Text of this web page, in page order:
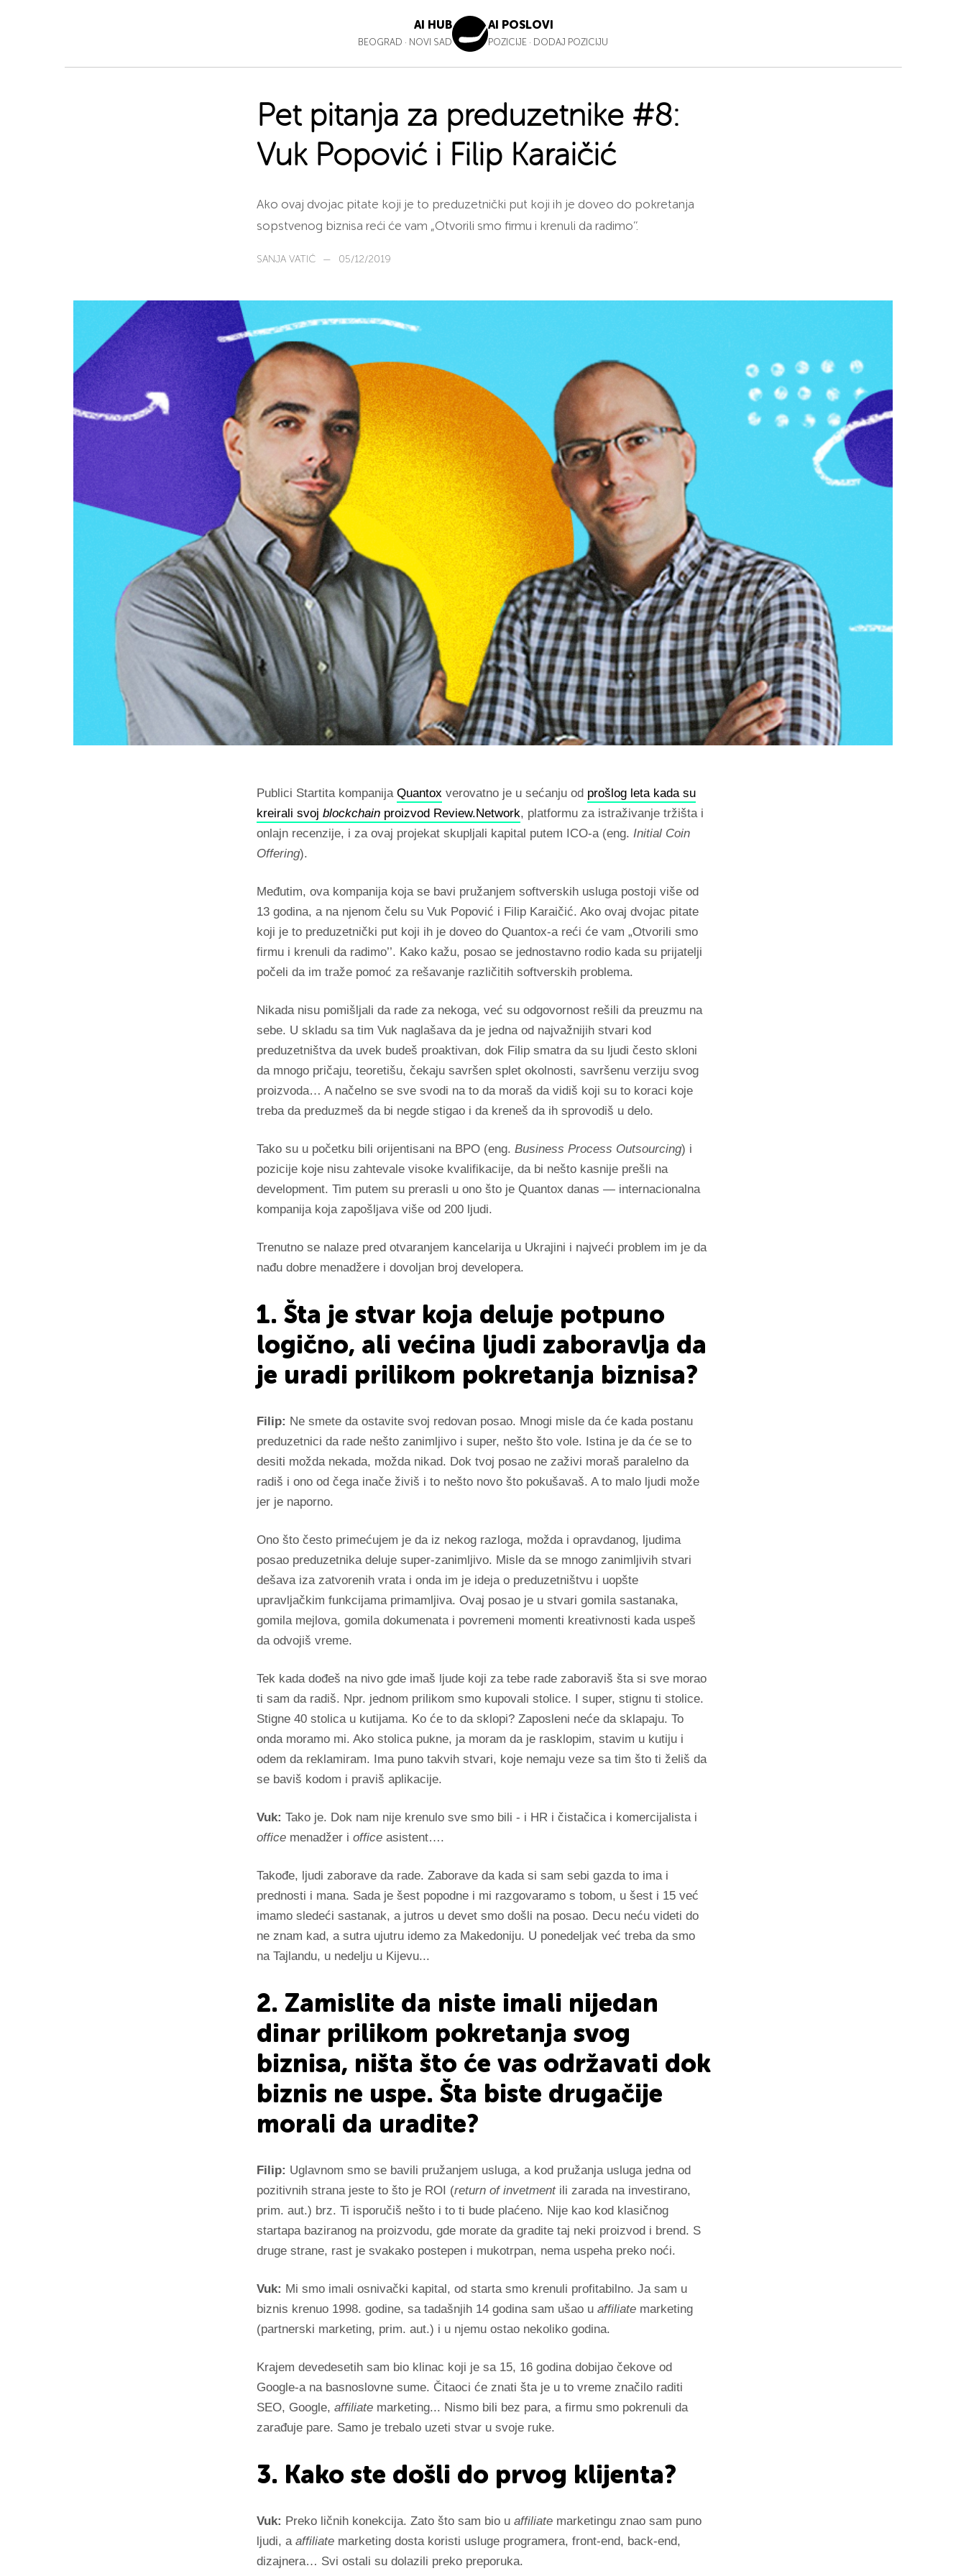
AI HUB
BEOGRAD · NOVI SAD
AI POSLOVI
POZICIJE · DODAJ POZICIJU
Pet pitanja za preduzetnike #8:
Vuk Popović i Filip Karaičić
Ako ovaj dvojac pitate koji je to preduzetnički put koji ih je doveo do pokretanja
sopstvenog biznisa reći će vam „Otvorili smo firmu i krenuli da radimo’’.
SANJA VATIĆ — 05/12/2019
Publici Startita kompanija Quantox verovatno je u sećanju od prošlog leta kada su
kreirali svoj blockchain proizvod Review.Network, platformu za istraživanje tržišta i
onlajn recenzije, i za ovaj projekat skupljali kapital putem ICO-a (eng. Initial Coin
Offering).
Međutim, ova kompanija koja se bavi pružanjem softverskih usluga postoji više od
13 godina, a na njenom čelu su Vuk Popović i Filip Karaičić. Ako ovaj dvojac pitate
koji je to preduzetnički put koji ih je doveo do Quantox-a reći će vam „Otvorili smo
firmu i krenuli da radimo’’. Kako kažu, posao se jednostavno rodio kada su prijatelji
počeli da im traže pomoć za rešavanje različitih softverskih problema.
Nikada nisu pomišljali da rade za nekoga, već su odgovornost rešili da preuzmu na
sebe. U skladu sa tim Vuk naglašava da je jedna od najvažnijih stvari kod
preduzetništva da uvek budeš proaktivan, dok Filip smatra da su ljudi često skloni
da mnogo pričaju, teoretišu, čekaju savršen splet okolnosti, savršenu verziju svog
proizvoda… A načelno se sve svodi na to da moraš da vidiš koji su to koraci koje
treba da preduzmeš da bi negde stigao i da kreneš da ih sprovodiš u delo.
Tako su u početku bili orijentisani na BPO (eng. Business Process Outsourcing) i
pozicije koje nisu zahtevale visoke kvalifikacije, da bi nešto kasnije prešli na
development. Tim putem su prerasli u ono što je Quantox danas — internacionalna
kompanija koja zapošljava više od 200 ljudi.
Trenutno se nalaze pred otvaranjem kancelarija u Ukrajini i najveći problem im je da
nađu dobre menadžere i dovoljan broj developera.
1. Šta je stvar koja deluje potpuno
logično, ali većina ljudi zaboravlja da
je uradi prilikom pokretanja biznisa?
Filip: Ne smete da ostavite svoj redovan posao. Mnogi misle da će kada postanu
preduzetnici da rade nešto zanimljivo i super, nešto što vole. Istina je da će se to
desiti možda nekada, možda nikad. Dok tvoj posao ne zaživi moraš paralelno da
radiš i ono od čega inače živiš i to nešto novo što pokušavaš. A to malo ljudi može
jer je naporno.
Ono što često primećujem je da iz nekog razloga, možda i opravdanog, ljudima
posao preduzetnika deluje super-zanimljivo. Misle da se mnogo zanimljivih stvari
dešava iza zatvorenih vrata i onda im je ideja o preduzetništvu i uopšte
upravljačkim funkcijama primamljiva. Ovaj posao je u stvari gomila sastanaka,
gomila mejlova, gomila dokumenata i povremeni momenti kreativnosti kada uspeš
da odvojiš vreme.
Tek kada dođeš na nivo gde imaš ljude koji za tebe rade zaboraviš šta si sve morao
ti sam da radiš. Npr. jednom prilikom smo kupovali stolice. I super, stignu ti stolice.
Stigne 40 stolica u kutijama. Ko će to da sklopi? Zaposleni neće da sklapaju. To
onda moramo mi. Ako stolica pukne, ja moram da je rasklopim, stavim u kutiju i
odem da reklamiram. Ima puno takvih stvari, koje nemaju veze sa tim što ti želiš da
se baviš kodom i praviš aplikacije.
Vuk: Tako je. Dok nam nije krenulo sve smo bili - i HR i čistačica i komercijalista i
office menadžer i office asistent….
Takođe, ljudi zaborave da rade. Zaborave da kada si sam sebi gazda to ima i
prednosti i mana. Sada je šest popodne i mi razgovaramo s tobom, u šest i 15 već
imamo sledeći sastanak, a jutros u devet smo došli na posao. Decu neću videti do
ne znam kad, a sutra ujutru idemo za Makedoniju. U ponedeljak već treba da smo
na Tajlandu, u nedelju u Kijevu...
2. Zamislite da niste imali nijedan
dinar prilikom pokretanja svog
biznisa, ništa što će vas održavati dok
biznis ne uspe. Šta biste drugačije
morali da uradite?
Filip: Uglavnom smo se bavili pružanjem usluga, a kod pružanja usluga jedna od
pozitivnih strana jeste to što je ROI (return of invetment ili zarada na investirano,
prim. aut.) brz. Ti isporučiš nešto i to ti bude plaćeno. Nije kao kod klasičnog
startapa baziranog na proizvodu, gde morate da gradite taj neki proizvod i brend. S
druge strane, rast je svakako postepen i mukotrpan, nema uspeha preko noći.
Vuk: Mi smo imali osnivački kapital, od starta smo krenuli profitabilno. Ja sam u
biznis krenuo 1998. godine, sa tadašnjih 14 godina sam ušao u affiliate marketing
(partnerski marketing, prim. aut.) i u njemu ostao nekoliko godina.
Krajem devedesetih sam bio klinac koji je sa 15, 16 godina dobijao čekove od
Google-a na basnoslovne sume. Čitaoci će znati šta je u to vreme značilo raditi
SEO, Google, affiliate marketing... Nismo bili bez para, a firmu smo pokrenuli da
zarađuje pare. Samo je trebalo uzeti stvar u svoje ruke.
3. Kako ste došli do prvog klijenta?
Vuk: Preko ličnih konekcija. Zato što sam bio u affiliate marketingu znao sam puno
ljudi, a affiliate marketing dosta koristi usluge programera, front-end, back-end,
dizajnera… Svi ostali su dolazili preko preporuka.